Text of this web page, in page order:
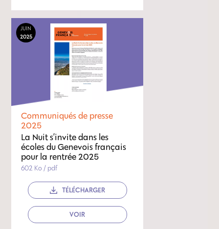
JUIN
2025
Communiqués de presse
2025
La Nuit s’invite dans les
écoles du Genevois français
pour la rentrée 2025
602 Ko / pdf
TÉLÉCHARGER
VOIR